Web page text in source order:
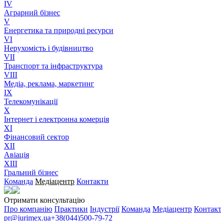
IV
Аграрний бізнес
V
Енергетика та природні ресурси
VI
Нерухомість і будівництво
VII
Транспорт та інфраструктура
VIII
Медіа, реклама, маркетинг
IX
Телекомунікації
X
Інтернет і електронна комерція
XI
Фінансовий сектор
XII
Авіація
XIII
Гральний бізнес
Команда Медіацентр Контакти
Отримати консультацію
Про компанію Практики Індустрії Команда Медіацентр
pr@jurimex.ua+38(044)500-79-72